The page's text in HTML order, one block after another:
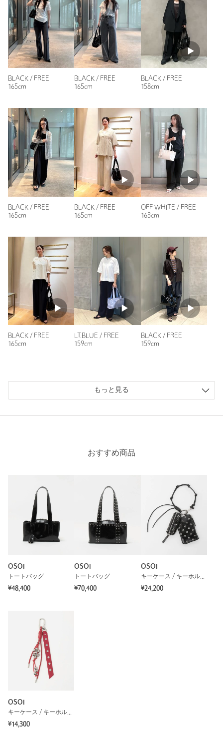
洗濯表示 - 洗濯表示について
商品番号 4032-3-000079
ニックネーム： coco
投稿日： 2026年6月25日
購入カラー：BLACK
小さいサイズと迷いましたが、大きい方を持った時の存在感が
気に入って購入しました！ふ
性別： 女性
身長：160cm
参考になった
※レビューは、個人の主観による感想・体感によるもので、商品の効果や性
能を保証するものではありません。
BLACK / FREE
165cm
BLACK / FREE
165cm
BLACK / FREE
158cm
BLACK / FREE
165cm
BLACK / FREE
165cm
OFF WHITE / FREE
163cm
BLACK / FREE
165cm
LT.BLUE / FREE
159cm
BLACK / FREE
159cm
もっと見る
おすすめ商品
OSOI
トートバッグ
¥48,400
OSOI
トートバッグ
¥70,400
OSOI
キーケース / キーホルダー
¥24,200
OSOI
キーケース / キーホルダー
¥14,300